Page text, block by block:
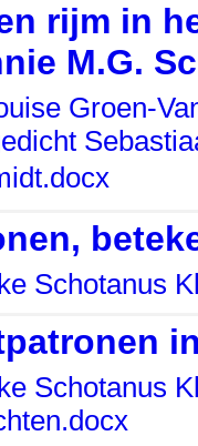
rijm in
M.G.
Groen-
Schotanus
Schotanus